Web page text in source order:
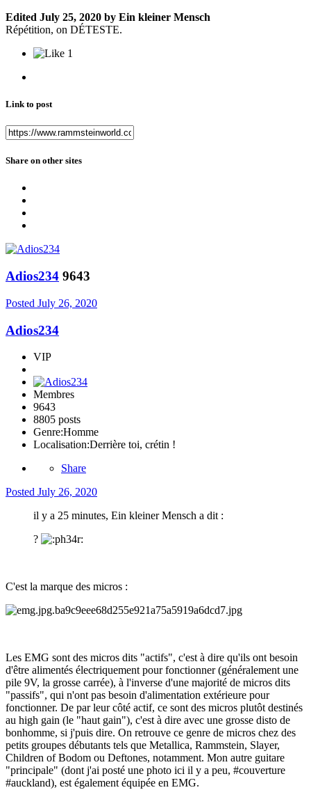
Edited July 25, 2020 by Ein kleiner Mensch
Répétition, on DÉTESTE.
1
Link to post
Share on other sites
Adios234 9643
Posted July 26, 2020
Adios234
VIP
Membres
9643
8805 posts
Genre:Homme
Localisation:Derrière toi, crétin !
Share
Posted July 26, 2020
il y a 25 minutes, Ein kleiner Mensch a dit :
?
C'est la marque des micros :
Les EMG sont des micros dits "actifs", c'est à dire qu'ils ont besoin
d'être alimentés électriquement pour fonctionner (généralement une
pile 9V, la grosse carrée), à l'inverse d'une majorité de micros dits
"passifs", qui n'ont pas besoin d'alimentation extérieure pour
fonctionner. De par leur côté actif, ce sont des micros plutôt destinés
au high gain (le "haut gain"), c'est à dire avec une grosse disto de
bonhomme, si j'puis dire. On retrouve ce genre de micros chez des
petits groupes débutants tels que Metallica, Rammstein, Slayer,
Children of Bodom ou Deftones, notamment. Mon autre guitare
"principale" (dont j'ai posté une photo ici il y a peu, #couverture
#auckland), est également équipée en EMG.